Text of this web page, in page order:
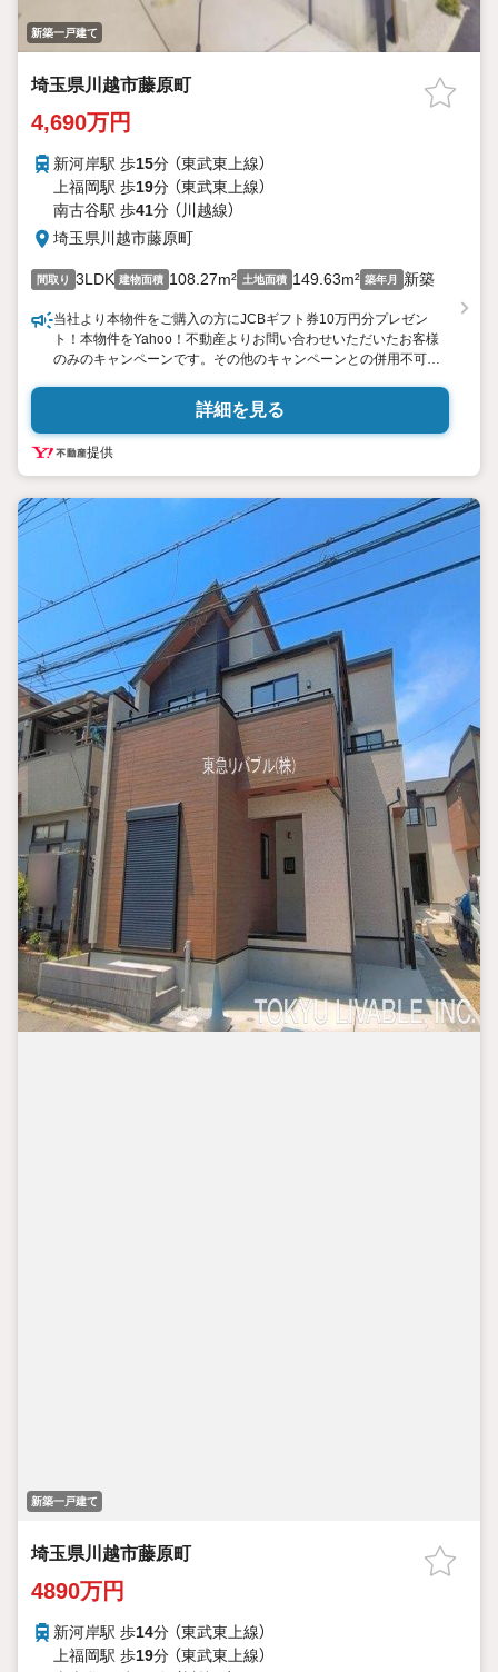
新築一戸建て
埼玉県川越市藤原町
4,690万円
新河岸駅 歩15分 （東武東上線）
上福岡駅 歩19分 （東武東上線）
南古谷駅 歩41分 （川越線）
埼玉県川越市藤原町
間取り 3LDK 建物面積 108.27m² 土地面積 149.63m² 築年月 新築
当社より本物件をご購入の方にJCBギフト券10万円分プレゼン
ト！本物件をYahoo！不動産よりお問い合わせいただいたお客様
のみのキャンペーンです。その他のキャンペーンとの併用不可。
【営業時間 10:0018:00】
この時間帯はお電話でのお問い合わせがスムーズです。
住み替えをご希望の方は自社買取保証付売却プランがございま
す。お気軽にお問い合わせください。
●新河岸駅徒歩15分
●カースペース2台可
●閑静な住宅地
●充実の設備
◇当社の強みは
（1）リフォーム（当社でも再販事業を行っている為、お客様に最適
なプランをご提供できます。）
（2）注文住宅のご紹介（提携ハウスメーカー7社を保有しております
ので、ご予算・ご希望に合ったプランをご紹介できます。）
◇住まいに関する不動産情報を豊富に取り揃えております。また
リフォームの相談も承ります。
◇インターネット予約で当日現地見学が可能です
（1）［室内・現地を見学する］をクリック
（2）本日4日以内をご希望の方は
「ご要望・ご質問欄」に希望日時をご記入ください！
詳細を見る
提供
新築一戸建て
埼玉県川越市藤原町
4890万円
新河岸駅 歩14分 （東武東上線）
上福岡駅 歩19分 （東武東上線）